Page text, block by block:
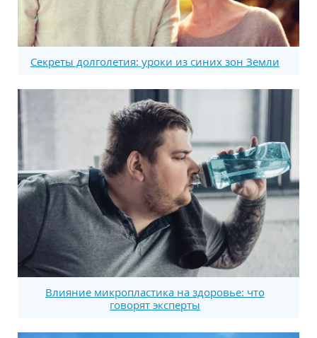
Секреты долголетия: уроки из синих зон Земли
Влияние микропластика на здоровье: что
говорят эксперты